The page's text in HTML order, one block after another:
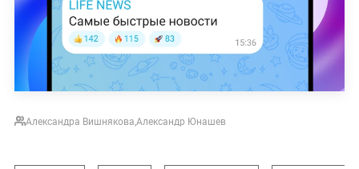
Александра Вишнякова,Александр Юнашев